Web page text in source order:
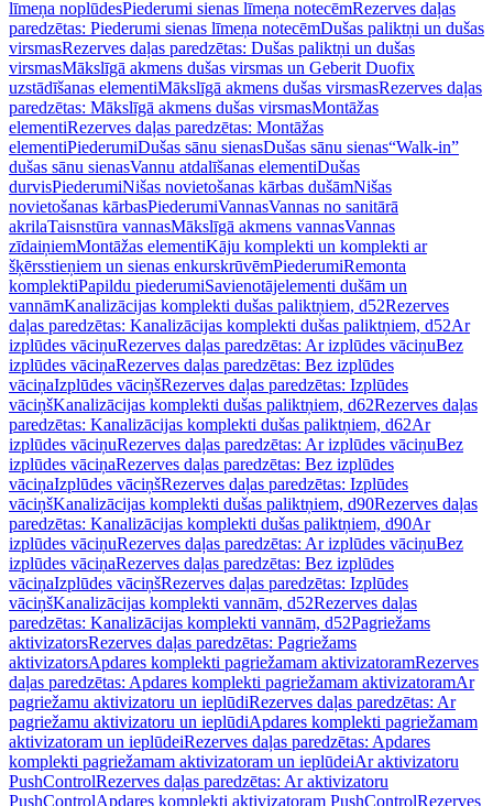
līmeņa noplūdesPiederumi sienas līmeņa notecēmRezerves daļas
paredzētas: Piederumi sienas līmeņa notecēmDušas paliktņi un dušas
virsmasRezerves daļas paredzētas: Dušas paliktņi un dušas
virsmasMākslīgā akmens dušas virsmas un Geberit Duofix
uzstādīšanas elementiMākslīgā akmens dušas virsmasRezerves daļas
paredzētas: Mākslīgā akmens dušas virsmasMontāžas
elementiRezerves daļas paredzētas: Montāžas
elementiPiederumiDušas sānu sienasDušas sānu sienas“Walk-in”
dušas sānu sienasVannu atdalīšanas elementiDušas
durvisPiederumiNišas novietošanas kārbas dušāmNišas
novietošanas kārbasPiederumiVannasVannas no sanitārā
akrilaTaisnstūra vannasMākslīgā akmens vannasVannas
zīdaiņiemMontāžas elementiKāju komplekti un komplekti ar
šķērsstieņiem un sienas enkurskrūvēmPiederumiRemonta
komplektiPapildu piederumiSavienotājelementi dušām un
vannāmKanalizācijas komplekti dušas paliktņiem, d52Rezerves
daļas paredzētas: Kanalizācijas komplekti dušas paliktņiem, d52Ar
izplūdes vāciņuRezerves daļas paredzētas: Ar izplūdes vāciņuBez
izplūdes vāciņaRezerves daļas paredzētas: Bez izplūdes
vāciņaIzplūdes vāciņšRezerves daļas paredzētas: Izplūdes
vāciņšKanalizācijas komplekti dušas paliktņiem, d62Rezerves daļas
paredzētas: Kanalizācijas komplekti dušas paliktņiem, d62Ar
izplūdes vāciņuRezerves daļas paredzētas: Ar izplūdes vāciņuBez
izplūdes vāciņaRezerves daļas paredzētas: Bez izplūdes
vāciņaIzplūdes vāciņšRezerves daļas paredzētas: Izplūdes
vāciņšKanalizācijas komplekti dušas paliktņiem, d90Rezerves daļas
paredzētas: Kanalizācijas komplekti dušas paliktņiem, d90Ar
izplūdes vāciņuRezerves daļas paredzētas: Ar izplūdes vāciņuBez
izplūdes vāciņaRezerves daļas paredzētas: Bez izplūdes
vāciņaIzplūdes vāciņšRezerves daļas paredzētas: Izplūdes
vāciņšKanalizācijas komplekti vannām, d52Rezerves daļas
paredzētas: Kanalizācijas komplekti vannām, d52Pagriežams
aktivizatorsRezerves daļas paredzētas: Pagriežams
aktivizatorsApdares komplekti pagriežamam aktivizatoramRezerves
daļas paredzētas: Apdares komplekti pagriežamam aktivizatoramAr
pagriežamu aktivizatoru un ieplūdiRezerves daļas paredzētas: Ar
pagriežamu aktivizatoru un ieplūdiApdares komplekti pagriežamam
aktivizatoram un ieplūdeiRezerves daļas paredzētas: Apdares
komplekti pagriežamam aktivizatoram un ieplūdeiAr aktivizatoru
PushControlRezerves daļas paredzētas: Ar aktivizatoru
PushControlApdares komplekti aktivizatoram PushControlRezerves